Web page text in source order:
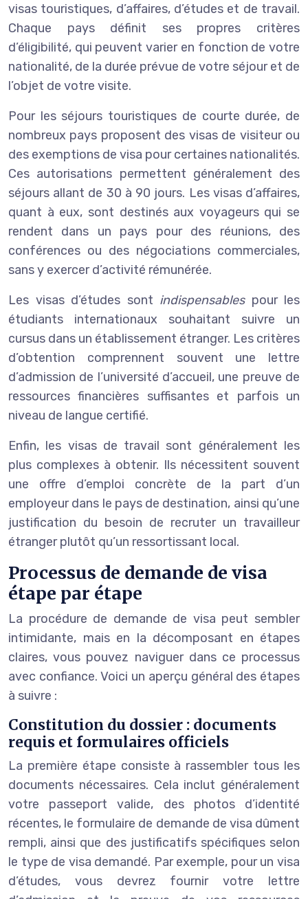
visas touristiques, d’affaires, d’études et de travail.
Chaque pays définit ses propres critères
d’éligibilité, qui peuvent varier en fonction de votre
nationalité, de la durée prévue de votre séjour et de
l’objet de votre visite.
Pour les séjours touristiques de courte durée, de
nombreux pays proposent des visas de visiteur ou
des exemptions de visa pour certaines nationalités.
Ces autorisations permettent généralement des
séjours allant de 30 à 90 jours. Les visas d’affaires,
quant à eux, sont destinés aux voyageurs qui se
rendent dans un pays pour des réunions, des
conférences ou des négociations commerciales,
sans y exercer d’activité rémunérée.
Les visas d’études sont indispensables pour les
étudiants internationaux souhaitant suivre un
cursus dans un établissement étranger. Les critères
d’obtention comprennent souvent une lettre
d’admission de l’université d’accueil, une preuve de
ressources financières suffisantes et parfois un
niveau de langue certifié.
Enfin, les visas de travail sont généralement les
plus complexes à obtenir. Ils nécessitent souvent
une offre d’emploi concrète de la part d’un
employeur dans le pays de destination, ainsi qu’une
justification du besoin de recruter un travailleur
étranger plutôt qu’un ressortissant local.
Processus de demande de visa
étape par étape
La procédure de demande de visa peut sembler
intimidante, mais en la décomposant en étapes
claires, vous pouvez naviguer dans ce processus
avec confiance. Voici un aperçu général des étapes
à suivre :
Constitution du dossier : documents
requis et formulaires officiels
La première étape consiste à rassembler tous les
documents nécessaires. Cela inclut généralement
votre passeport valide, des photos d’identité
récentes, le formulaire de demande de visa dûment
rempli, ainsi que des justificatifs spécifiques selon
le type de visa demandé. Par exemple, pour un visa
d’études, vous devrez fournir votre lettre